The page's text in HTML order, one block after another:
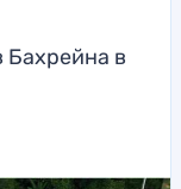
Бахрейна в